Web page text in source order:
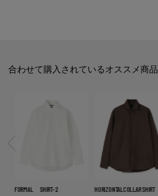
合わせて購入されているオススメ商品
FORMAL SHIRT-2 HORIZONTALCOLLAR SHIRT